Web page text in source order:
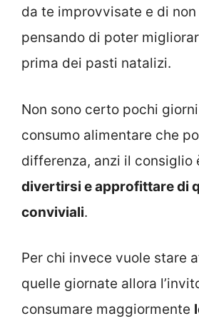
da te improvvisate e di
pensando di poter
prima dei pasti natalizi.
Non sono certo pochi
consumo alimentare che
differenza, anzi il consiglio
divertirsi e approfittare di
conviviali.
Per chi invece vuole stare
quelle giornate allora
consumare maggiormente